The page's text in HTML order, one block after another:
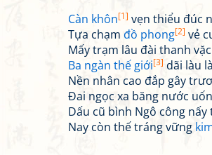
Càn khôn[1] vẹn thiểu đúc
Tựa chạm đồ phong[2] vẻ
Mấy trạm lâu đài thanh
Ba ngàn thế giới[3] dãi làu
Nền nhân cao đắp gây
Đai ngọc xa băng nước
Dấu cũ bình Ngô công nấy
Nay còn thế tráng vững